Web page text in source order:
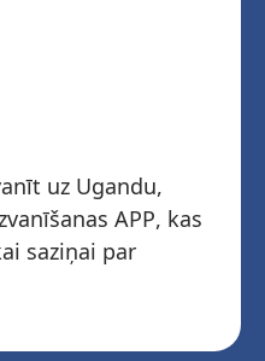
uz Ugandu,
APP, kas
saziņai par